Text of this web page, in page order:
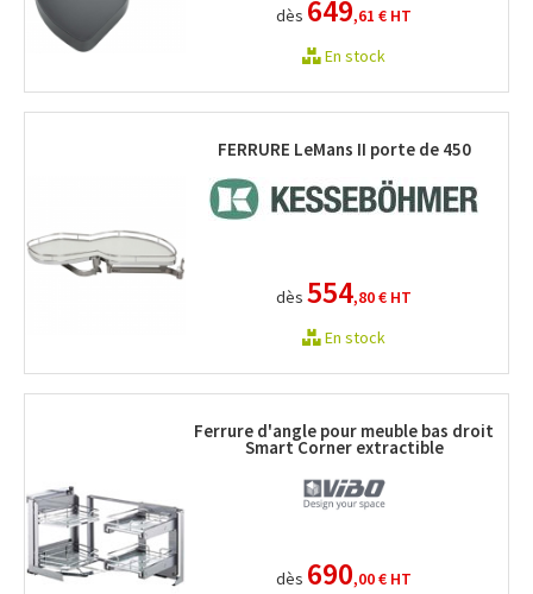
dès 649,61 € HT
En stock
FERRURE LeMans II porte de 450
dès554,80 € HT
En stock
Ferrure d'angle pour meuble bas droit
Smart Corner extractible
dès 690,00 € HT